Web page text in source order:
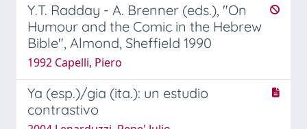
Y.T. Radday - A. Brenner (eds.), "On
Humour and the Comic in the Hebrew
Bible", Almond, Sheffield 1990
1992 Capelli, Piero
Ya (esp.)/gia (ita.): un estudio
contrastivo